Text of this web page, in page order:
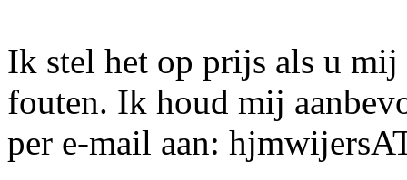
Ik stel het op prijs als u mij
fouten. Ik houd mij
per e-mail aan: